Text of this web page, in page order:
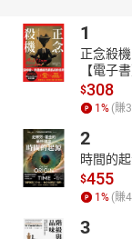
1
正念殺
【電子書
$308
1 % (賺3
2
時間的
$455
1 % (賺4
3